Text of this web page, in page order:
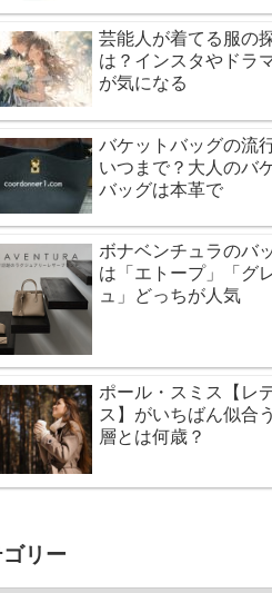
芸能人が着てる服の
は？インスタやドラ
が気になる
バケットバッグの流
いつまで？大人のバ
バッグは本革で
ボナベンチュラのバ
は「エトープ」「グ
ュ」どっちが人気
ポール・スミス【レ
ス】がいちばん似合
層とは何歳？
リー